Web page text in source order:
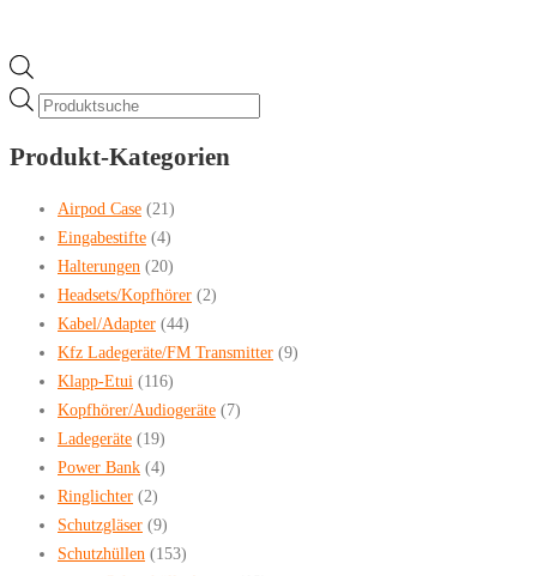
Products
Produkt-Kategorien
Airpod Case (21)
Eingabestifte (4)
Halterungen (20)
Headsets/Kopfhörer (2)
Kabel/Adapter (44)
Kfz Ladegeräte/FM Transmitter (9)
Klapp-Etui (116)
Kopfhörer/Audiogeräte (7)
Ladegeräte (19)
Power Bank (4)
Ringlichter (2)
Schutzgläser (9)
Schutzhüllen (153)